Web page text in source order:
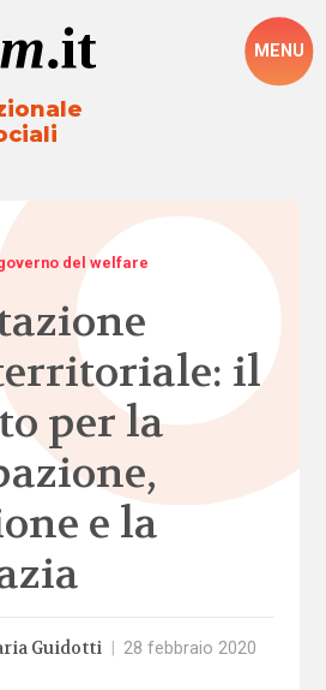
MENU
del welfare
il
per la
e la
Guidotti 28 febbraio 2020